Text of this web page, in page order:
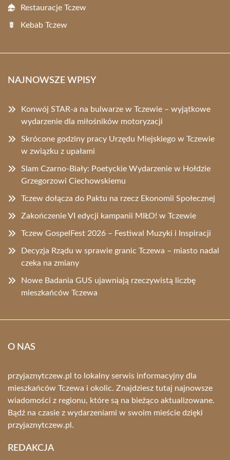
Restauracje Tczew
Kebab Tczew
NAJNOWSZE WPISY
Konwój STAR-a na bulwarze w Tczewie – wyjątkowe
wydarzenie dla miłośników motoryzacji
Skrócone godziny pracy Urzędu Miejskiego w Tczewie
w związku z upałami
Slam Czarno-Biały: Poetyckie Wydarzenie w Hołdzie
Grzegorzowi Ciechowskiemu
Tczew dołącza do Paktu na rzecz Ekonomii Społecznej
Zakończenie VI edycji kampanii MIŁO! w Tczewie
Tczew GospelFest 2026 – Festiwal Muzyki i Inspiracji
Decyzja Rządu w sprawie granic Tczewa – miasto nadal
czeka na zmiany
Nowe Badania GUS ujawniają rzeczywistą liczbę
mieszkańców Tczewa
O NAS
przyjaznytczew.pl to lokalny serwis informacyjny dla
mieszkańców Tczewa i okolic. Znajdziesz tutaj najnowsze
wiadomości z regionu, które są na bieżąco aktualizowane.
Bądź na czasie z wydarzeniami w swoim mieście dzięki
przyjaznytczew.pl.
REDAKCJA